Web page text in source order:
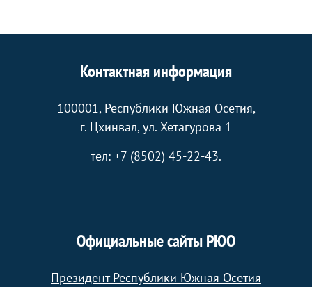
Контактная информация
100001, Республики Южная Осетия,
г. Цхинвал, ул. Хетагурова 1
тел: +7 (8502) 45-22-43.
Официальные сайты РЮО
Президент Республики Южная Осетия